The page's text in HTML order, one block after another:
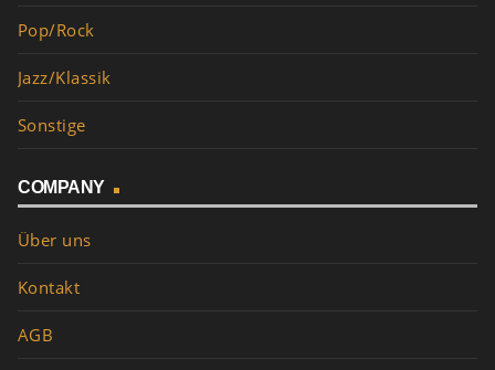
Pop/Rock
Jazz/Klassik
Sonstige
COMPANY
Über uns
Kontakt
AGB